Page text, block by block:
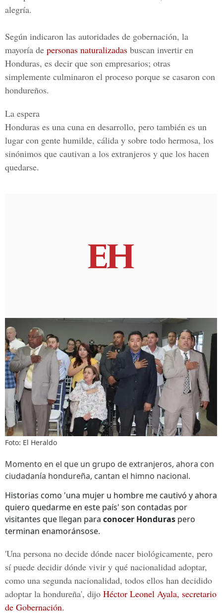
alegría.
Según indicaron las autoridades de gobernación, la
mayoría de personas naturalizadas buscan invertir en
Honduras, es decir que son empresarios; otras
simplemente culminaron el proceso porque se casaron con
hondureños.
La espera
Honduras es una cuna en desarrollo, pero también es un
lugar con gente humilde, cálida y sobre todo hermosa, los
sinónimos que cautivan a los extranjeros y que los hacen
quedarse.
Foto: El Heraldo
Momento en el que un grupo de extranjeros, ahora con
ciudadanía hondureña, cantan el himno nacional.
Historias como 'una mujer u hombre me cautivó y ahora
quiero quedarme en este país' son contadas por
visitantes que llegan para conocer Honduras pero
terminan enamoránsose.
'Una persona no decide dónde nacer biológicamente, pero
sí puede decidir dónde vivir y qué nacionalidad adoptar,
como una segunda nacionalidad, todos ellos han decidido
adoptar la hondureña', dijo Héctor Leonel Ayala, secretario
de Gobernación.